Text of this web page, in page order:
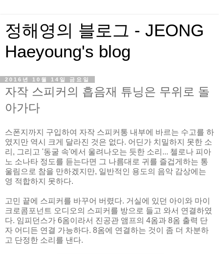
정해영의 블로그 - JEONG
Haeyoung's blog
2016년 10월 14일 금요일
자작 스피커의 흡음재 튜닝은 무위로 돌
아가다
스폰지까지 구입하여 자작 스피커통 내부에 바르는 수고를 하
였지만 역시 크게 달라진 것은 없다. 어딘가 치밀하지 못한 소
리, 그리고 '동굴 속'에서 울려나오는 듯한 소리... 첼로나 피아
노 소나타 정도를 듣는다면 그 나름대로 귀를 즐겁게하는 통
울림으로 참을 만하겠지만, 일반적인 용도의 음악 감상에는
영 적합하지 못하다.
고민 끝에 스피커를 바꾸어 버렸다. 거실에 있던 아이와 마이
크로콤포넌트 오디오의 스피커를 방으로 들고 와서 연결하였
다. 임피던스가 6옴이라서 진공관 앰프의 4옴과 8옴 출력 단
자 어디든 연결 가능하다. 8옴에 연결하는 것이 좀 더 차분하
고 단정한 소리를 낸다.